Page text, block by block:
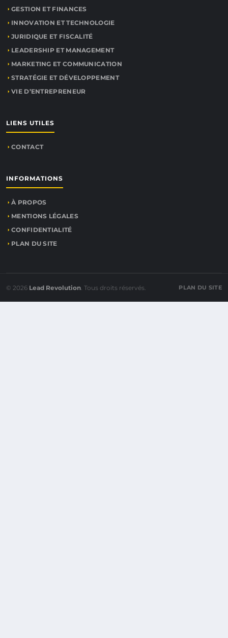
GESTION ET FINANCES
INNOVATION ET TECHNOLOGIE
JURIDIQUE ET FISCALITÉ
LEADERSHIP ET MANAGEMENT
MARKETING ET COMMUNICATION
STRATÉGIE ET DÉVELOPPEMENT
VIE D’ENTREPRENEUR
LIENS UTILES
CONTACT
INFORMATIONS
À PROPOS
MENTIONS LÉGALES
CONFIDENTIALITÉ
PLAN DU SITE
© 2026 Lead Revolution. Tous droits réservés. PLAN DU SITE